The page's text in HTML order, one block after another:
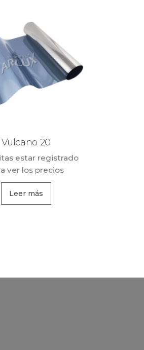
Vulcano 20
estar registrado
ver los precios
Leer más